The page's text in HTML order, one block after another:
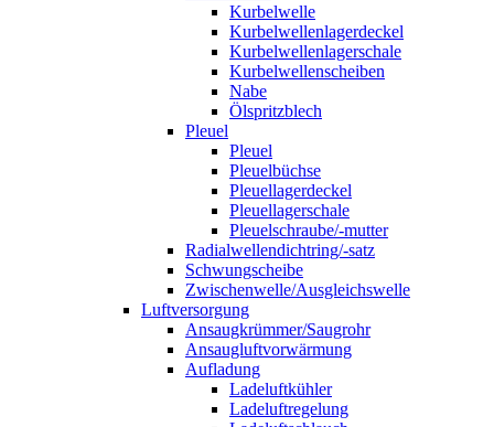
Kurbelwelle
Kurbelwellenlagerdeckel
Kurbelwellenlagerschale
Kurbelwellenscheiben
Nabe
Ölspritzblech
Pleuel
Pleuel
Pleuelbüchse
Pleuellagerdeckel
Pleuellagerschale
Pleuelschraube/-mutter
Radialwellendichtring/-satz
Schwungscheibe
Zwischenwelle/Ausgleichswelle
Luftversorgung
Ansaugkrümmer/Saugrohr
Ansaugluftvorwärmung
Aufladung
Ladeluftkühler
Ladeluftregelung